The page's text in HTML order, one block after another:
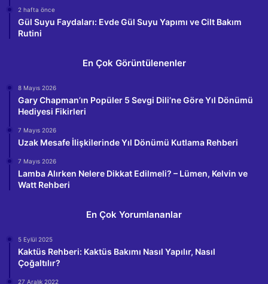
2 hafta önce
Gül Suyu Faydaları: Evde Gül Suyu Yapımı ve Cilt Bakım
Rutini
En Çok Görüntülenenler
8 Mayıs 2026
Gary Chapman’ın Popüler 5 Sevgi Dili’ne Göre Yıl Dönümü
Hediyesi Fikirleri
7 Mayıs 2026
Uzak Mesafe İlişkilerinde Yıl Dönümü Kutlama Rehberi
7 Mayıs 2026
Lamba Alırken Nelere Dikkat Edilmeli? – Lümen, Kelvin ve
Watt Rehberi
En Çok Yorumlananlar
5 Eylül 2025
Kaktüs Rehberi: Kaktüs Bakımı Nasıl Yapılır, Nasıl
Çoğaltılır?
27 Aralık 2022